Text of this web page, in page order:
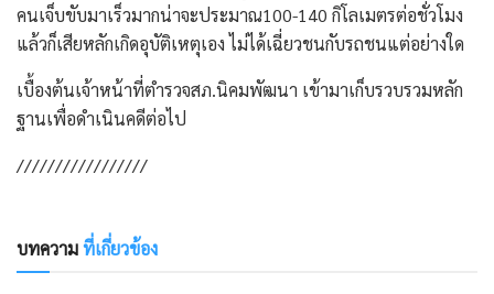
คนเจ็บขับมาเร็วมากน่าจะประมาณ100-140 กิโลเมตรต่อชั่วโมง
แล้วก็เสียหลักเกิดอุบัติเหตุเอง ไม่ได้เฉี่ยวชนกับรถชนแต่อย่างใด
เบื้องต้นเจ้าหน้าที่ตำรวจสภ.นิคมพัฒนา เข้ามาเก็บรวบรวมหลัก
ฐานเพื่อดำเนินคดีต่อไป
/////////////////
บทความที่เกี่ยวข้อง